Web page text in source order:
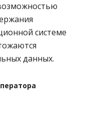
системе
данных.